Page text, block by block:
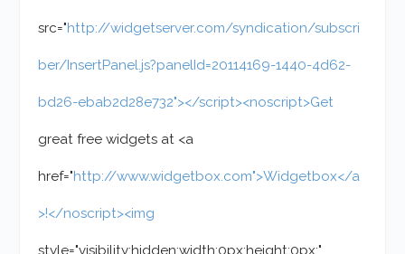
src="http://widgetserver.com/syndication/subscri
ber/InsertPanel.js?panelId=20114169-1440-4d62-
bd26-ebab2d28e732"></script><noscript>Get
great free widgets at <a
href="http://www.widgetbox.com">Widgetbox</a
>!</noscript><img
style="visibility:hidden;width:0px;height:0px;"